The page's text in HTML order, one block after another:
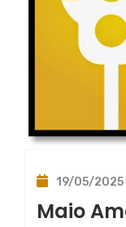
19/05/2025
Maio